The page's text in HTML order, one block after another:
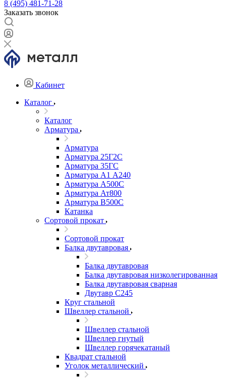
8 (495) 481-71-28
Заказать звонок
Кабинет
Каталог
Каталог
Арматура
Арматура
Арматура 25Г2С
Арматура 35ГС
Арматура А1 А240
Арматура А500С
Арматура Ат800
Арматура В500С
Катанка
Сортовой прокат
Сортовой прокат
Балка двутавровая
Балка двутавровая
Балка двутавровая низколегированная
Балка двутавровая сварная
Двутавр С245
Круг стальной
Швеллер стальной
Швеллер стальной
Швеллер гнутый
Швеллер горячекатаный
Квадрат стальной
Уголок металлический